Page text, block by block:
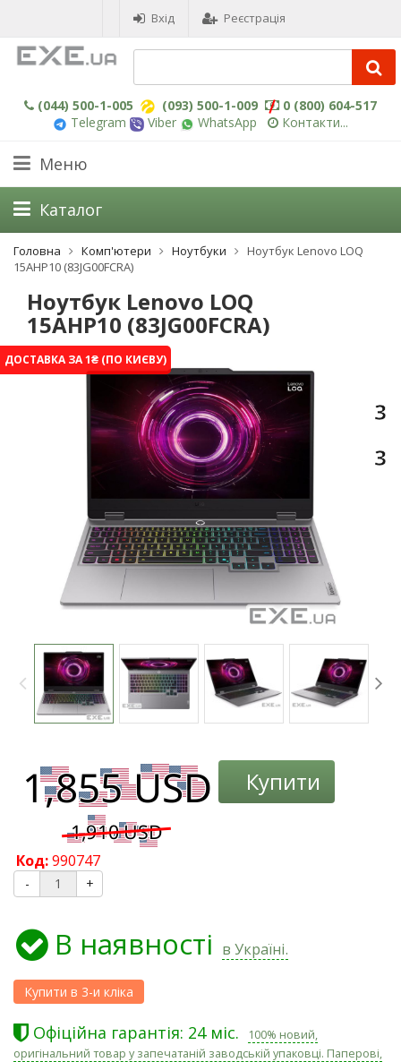
Вхід Реєстрація
(044) 500-1-005 (093) 500-1-009
0 (800) 604-517
Telegram
Viber WhatsApp Контакти...
Меню
Головна Комп'ютери Ноутбуки
Ноутбук Lenovo LOQ
15AHP10 (83JG00FCRA)
Ноутбук Lenovo LOQ
15AHP10 (83JG00FCRA)
ДОСТАВКА ЗА 1₴ (ПО КИЄВУ)
3
3
Купити
Код:990747
- +
В наявності в Україні.
Офіційна гарантія: 24 міс.
100% новий,
оригінальний товар у запечатаній заводській упаковці. Паперові,
Каталог